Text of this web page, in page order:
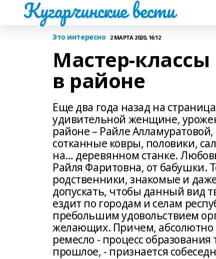
Кугарчинские вести
Это интересно 2 МАРТА 2020, 16:12
Мастер-классы
в районе
Еще два года назад на
удивительной женщине,
районе – Райле
сотканные ковры, половики,
на… деревянном станке.
Райля Фаритовна, от бабушки.
родственники, знакомые и
допускать, чтобы данный вид
ездит по городам и селам
пребольшим удовольствием
желающих. Причем, абсолютно
ремесло - процесс
прошлое, - признается